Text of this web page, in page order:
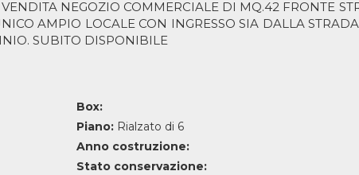
NEGOZIO COMMERCIALE DI MQ.42 FRONTE
AMPIO LOCALE CON INGRESSO SIA DALLA
SUBITO DISPONIBILE
Box:
Piano:Rialzato di 6
Anno costruzione:
Stato conservazione: